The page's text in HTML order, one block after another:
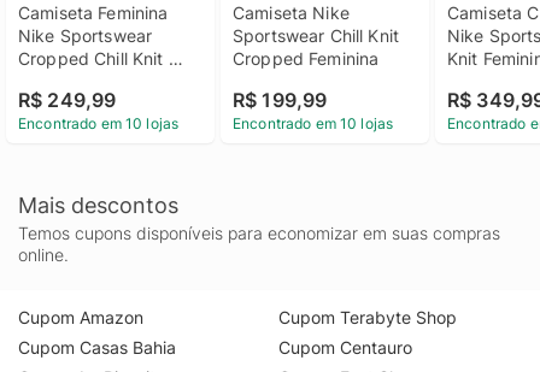
Camiseta Feminina
Nike Sportswear
Cropped Chill Knit
R$ 249,99
Encontrado em 10 lojas
Camiseta Nike
Sportswear Chill Knit
Cropped Feminina
R$ 199,99
Encontrado em 10 lojas
Camiseta
Nike
Knit
R$
Encontrado
Mais descontos
Temos cupons disponíveis para economizar em suas compras
online.
Cupom Amazon
Cupom Casas Bahia
Cupom Terabyte Shop
Cupom Centauro